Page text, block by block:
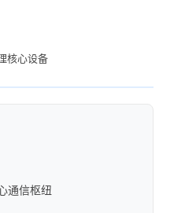
核心设备
通信枢纽